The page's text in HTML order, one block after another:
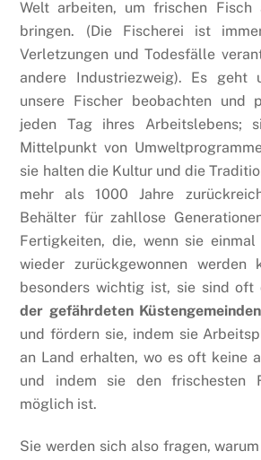
Welt arbeiten, um frischen
bringen. (Die Fischerei ist
Verletzungen und Todesfälle
andere Industriezweig). Es geht
unsere Fischer beobachten und
jeden Tag ihres Arbeitslebens;
Mittelpunkt von
sie halten die Kultur und die
mehr als 1000 Jahre
Behälter für zahllose
Fertigkeiten, die, wenn sie
wieder zurückgewonnen werden
besonders wichtig ist, sie sind oft
der gefährdeten
und fördern sie, indem sie
an Land erhalten, wo es oft keine
und indem sie den frischesten
möglich ist.
Sie werden sich also fragen,